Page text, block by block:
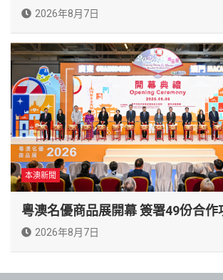
2026年8月7日
本澳新聞
粵澳名優商品展開幕 簽署49份合作
2026年8月7日